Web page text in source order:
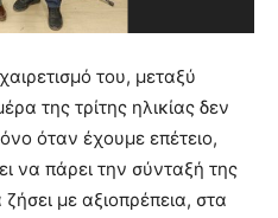
του, μεταξύ
της τρίτης ηλικίας δεν
όταν έχουμε επέτειο,
να πάρει την σύνταξή της
με αξιοπρέπεια, στα